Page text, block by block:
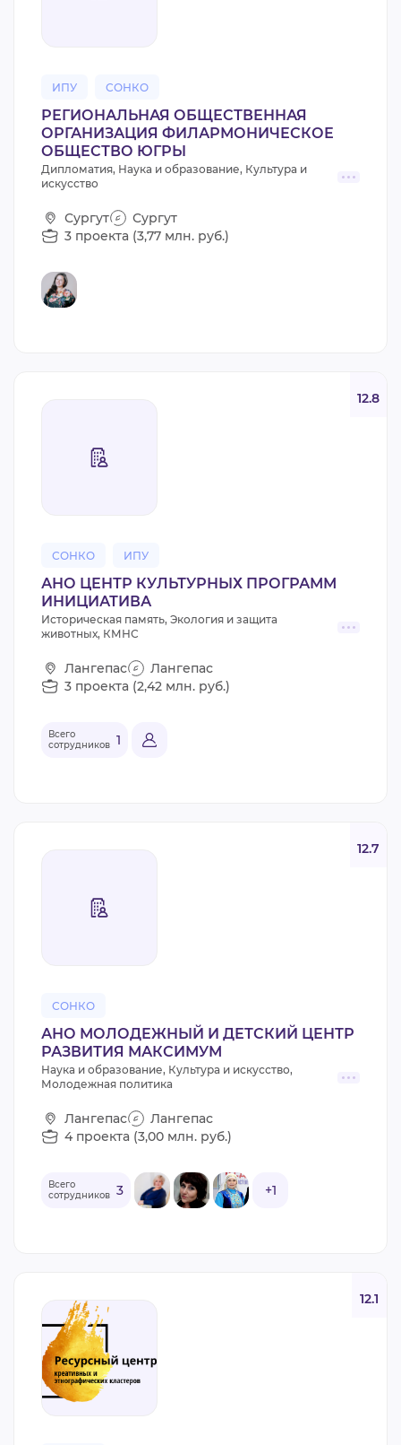
ИПУ СОНКО
РЕГИОНАЛЬНАЯ ОБЩЕСТВЕННАЯ
ОРГАНИЗАЦИЯ ФИЛАРМОНИЧЕСКОЕ
ОБЩЕСТВО ЮГРЫ
Дипломатия, Наука и образование, Культура и
искусство
Сургут
Сургут
3 проекта (3,77 млн. руб.)
СОНКО ИПУ
12.8
АНО ЦЕНТР КУЛЬТУРНЫХ ПРОГРАММ
ИНИЦИАТИВА
Историческая память, Экология и защита
животных, КМНС
Лангепас
Лангепас
3 проекта (2,42 млн. руб.)
Всего
сотрудников 1
СОНКО
12.7
АНО МОЛОДЕЖНЫЙ И ДЕТСКИЙ ЦЕНТР
РАЗВИТИЯ МАКСИМУМ
Наука и образование, Культура и искусство,
Молодежная политика
Лангепас
Лангепас
4 проекта (3,00 млн. руб.)
Всего
сотрудников 3 +1
12.1